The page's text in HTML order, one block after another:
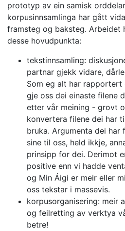
prototyp av ein samisk
korpusinnsamlinga har gått
framsteg og baksteg. Arbeidet
desse hovudpunkta:
tekstinnsamling:
partnar gjekk vidare,
Som eg alt har
gje oss dei einaste filene
etter vår meining - grovt
konvertera filene dei har
bruka. Argumenta dei har
sine til oss, held ikkje,
prinsipp for dei. Derimot
positive enn vi hadde
og Min Áigi er meir eller
oss tekstar i massevis.
korpusorganisering: meir
og feilretting av verktya
betre!